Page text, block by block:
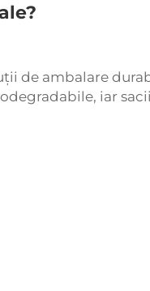
de ambalare
iar
plastice